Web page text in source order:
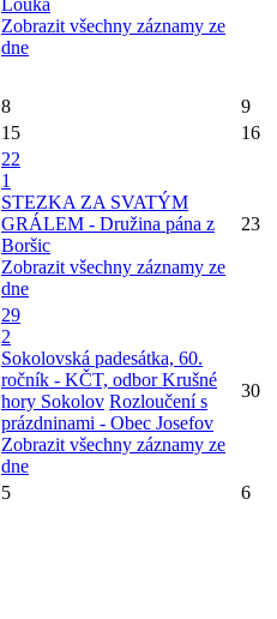
Zobrazit všechny záznamy ze
dne
8
9
15 16
22
1
STEZKA ZA SVATÝM
GRÁLEM - Družina pána z
Boršic
Zobrazit všechny záznamy ze
dne
23
29
2
Sokolovská padesátka, 60.
ročník - KČT, odbor Krušné
hory Sokolov Rozloučení s
prázdninami - Obec Josefov
Zobrazit všechny záznamy ze
dne
30
5 6